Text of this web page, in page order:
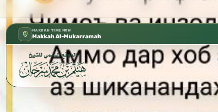
MAKKAH TIME NOW
Makkah Al-Mukarramah